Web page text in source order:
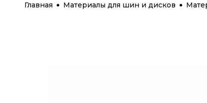
Главная Материалы для шин и дисков